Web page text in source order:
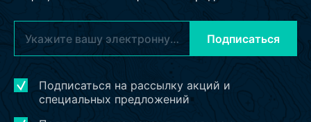
Подписаться
Подписаться на рассылку акций и
специальных предложений